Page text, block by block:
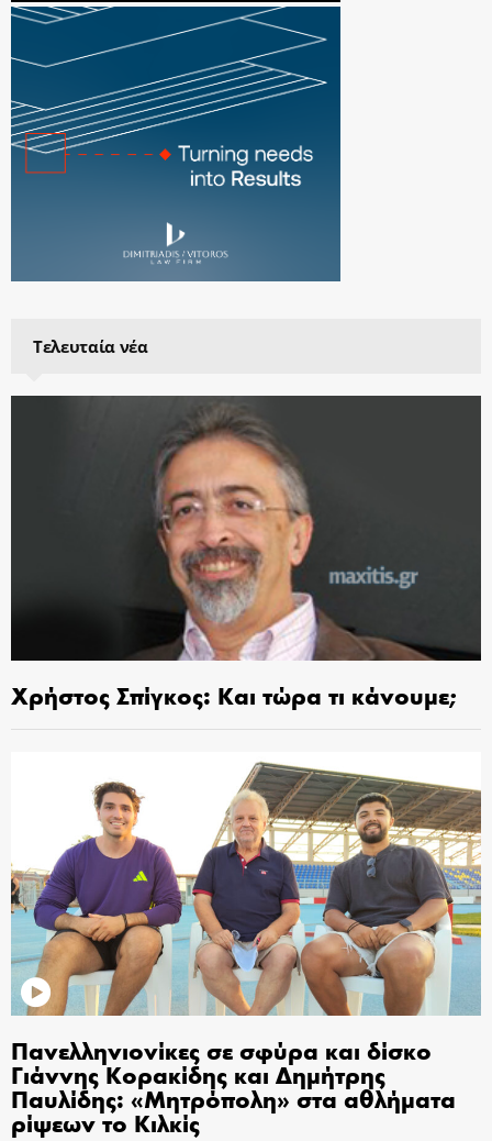
Τελευταία νέα
Χρήστος Σπίγκος: Και τώρα τι κάνουμε;
Πανελληνιονίκες σε σφύρα και δίσκο
Γιάννης Κορακίδης και Δημήτρης
Παυλίδης: «Μητρόπολη» στα αθλήματα
ρίψεων το Κιλκίς